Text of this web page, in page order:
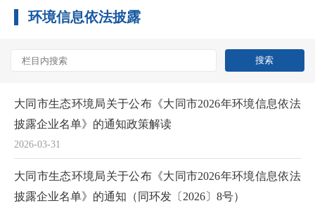
环境信息依法披露
2026-03-31
大同市生态环境局关于公布《大同市2026年环境信息依法
披露企业名单》的通知政策解读
大同市生态环境局关于公布《大同市2026年环境信息依法
披露企业名单》的通知（同环发〔2026〕8号）